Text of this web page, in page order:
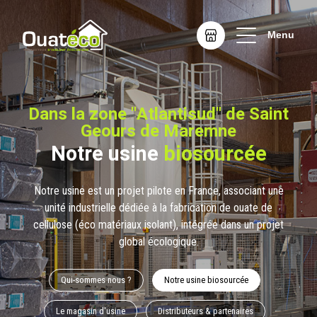
Menu
Dans la zone "Atlantisud" de Saint
Geours de Maremne
Notre usine biosourcée
Notre usine est un projet pilote en France, associant une
unité industrielle dédiée à la fabrication de ouate de
cellulose (éco matériaux isolant), intégrée dans un projet
global écologique.
Qui-sommes nous ? Notre usine biosourcée
Le magasin d'usine Distributeurs & partenaires